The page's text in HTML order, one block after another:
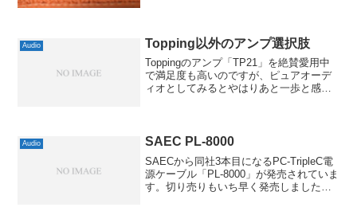
Audio Topping以外のアンプ選択肢
Toppingのアンプ「TP21」を絶賛愛用中
で満足度も高いのですが、ピュアオーデ
ィオとしてみるとやはりあと一歩と感じ
けたのはFir...
Audio SAEC PL-8000
SAECから同社3本目になるPC-TripleC電
源ケーブル「PL-8000」が発売されていま
す。切り売りもいち早く発売しました